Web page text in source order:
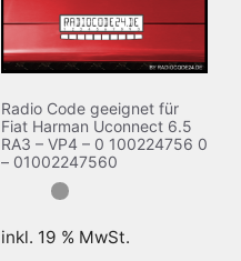
Radio Code geeignet für
Fiat Harman Uconnect 6.5
RA3 – VP4 – 0 100224756 0
– 01002247560
inkl. 19 % MwSt.